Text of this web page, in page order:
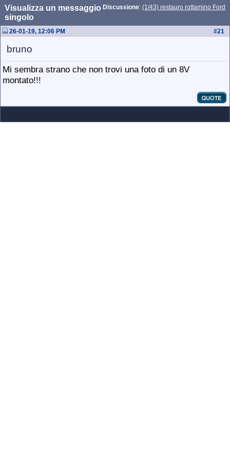
Discussione: (1/43) restauro rottamino Ford
Visualizza un messaggio
singolo
#21
26-01-19, 12:06 PM
bruno
Mi sembra strano che non trovi una foto di un 8V
montato!!!